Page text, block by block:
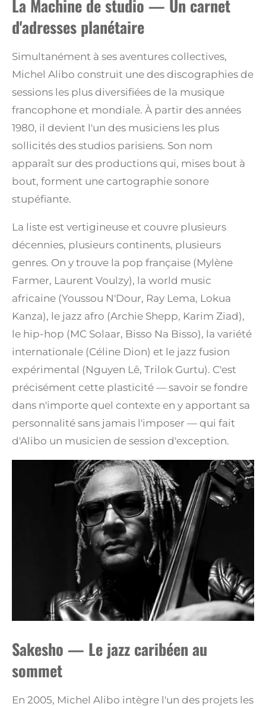
La Machine de studio — Un carnet
d'adresses planétaire
Simultanément à ses aventures collectives,
Michel Alibo construit une des discographies de
sessions les plus diversifiées de la musique
francophone et mondiale. À partir des années
1980, il devient l'un des musiciens les plus
sollicités des studios parisiens. Son nom
apparaît sur des productions qui, mises bout à
bout, forment une cartographie sonore
stupéfiante.
La liste est vertigineuse et couvre plusieurs
décennies, plusieurs continents, plusieurs
genres. On y trouve la pop française (Mylène
Farmer, Laurent Voulzy), la world music
africaine (Youssou N'Dour, Ray Lema, Lokua
Kanza), le jazz afro (Archie Shepp, Karim Ziad),
le hip-hop (MC Solaar, Bisso Na Bisso), la variété
internationale (Céline Dion) et le jazz fusion
expérimental (Nguyen Lê, Trilok Gurtu). C'est
précisément cette plasticité — savoir se fondre
dans n'importe quel contexte en y apportant sa
personnalité sans jamais l'imposer — qui fait
d'Alibo un musicien de session d'exception.
Sakesho — Le jazz caribéen au
sommet
En 2005, Michel Alibo intègre l'un des projets les